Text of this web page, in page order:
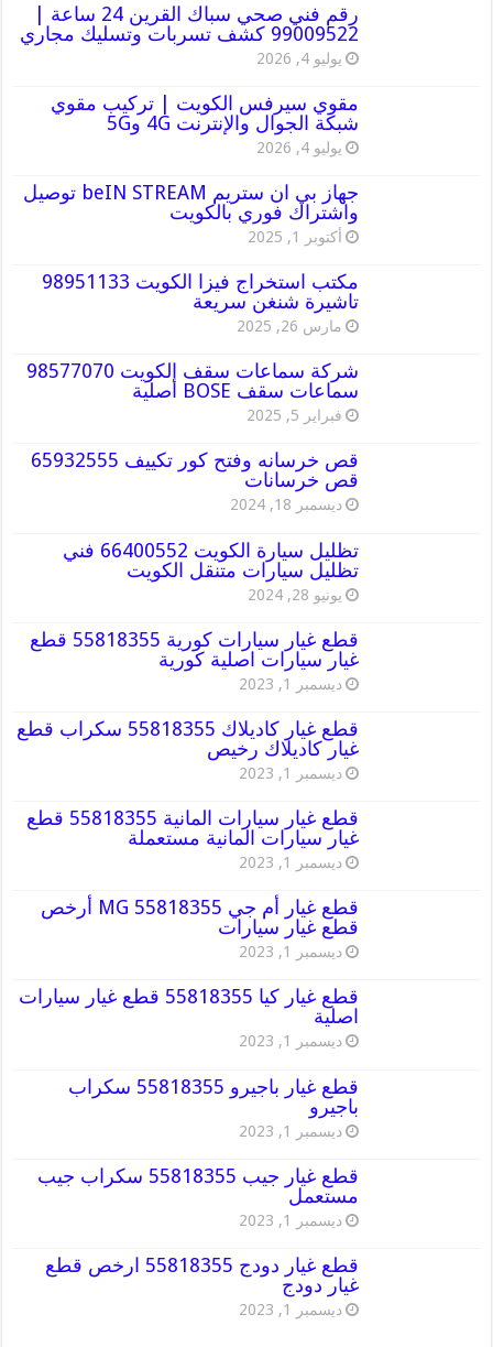
رقم فني صحي سباك القرين 24 ساعة |
99009522 كشف تسربات وتسليك مجاري
يوليو 4, 2026
مقوي سيرفس الكويت | تركيب مقوي
شبكة الجوال والإنترنت 4G و5G
يوليو 4, 2026
جهاز بي ان ستريم beIN STREAM توصيل
واشتراك فوري بالكويت
أكتوبر 1, 2025
مكتب استخراج فيزا الكويت 98951133
تاشيرة شنغن سريعة
مارس 26, 2025
شركة سماعات سقف الكويت 98577070
سماعات سقف BOSE أصلية
فبراير 5, 2025
قص خرسانه وفتح كور تكييف 65932555
قص خرسانات
ديسمبر 18, 2024
تظليل سيارة الكويت 66400552 فني
تظليل سيارات متنقل الكويت
يونيو 28, 2024
قطع غيار سيارات كورية 55818355 قطع
غيار سيارات اصلية كورية
ديسمبر 1, 2023
قطع غيار كاديلاك 55818355 سكراب قطع
غيار كاديلاك رخيص
ديسمبر 1, 2023
قطع غيار سيارات المانية 55818355 قطع
غيار سيارات المانية مستعملة
ديسمبر 1, 2023
قطع غيار أم جي MG 55818355 أرخص
قطع غيار سيارات
ديسمبر 1, 2023
قطع غيار كيا 55818355 قطع غيار سيارات
اصلية
ديسمبر 1, 2023
قطع غيار باجيرو 55818355 سكراب
باجيرو
ديسمبر 1, 2023
قطع غيار جيب 55818355 سكراب جيب
مستعمل
ديسمبر 1, 2023
قطع غيار دودج 55818355 ارخص قطع
غيار دودج
ديسمبر 1, 2023